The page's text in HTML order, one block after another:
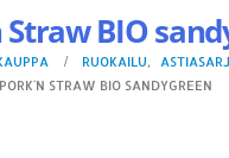
BIO
RUOKAILU,
STRAW BIO SANDYGREEN